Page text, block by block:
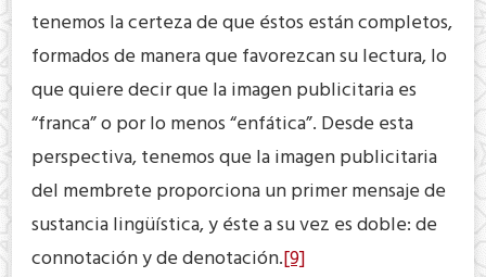
tenemos la certeza de que éstos están completos,
formados de manera que favorezcan su lectura, lo
que quiere decir que la imagen publicitaria es
“franca” o por lo menos “enfática”. Desde esta
perspectiva, tenemos que la imagen publicitaria
del membrete proporciona un primer mensaje de
sustancia lingüística, y éste a su vez es doble: de
connotación y de denotación.[9]